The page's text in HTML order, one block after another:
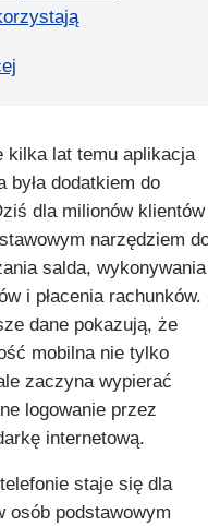
kilka lat temu aplikacja
była dodatkiem do
dla milionów klientów
narzędziem
salda, wykonywania
i płacenia rachunków.
dane pokazują, że
mobilna nie tylko
zaczyna wypierać
logowanie przez
internetową.
staje się dla
osób podstawowym